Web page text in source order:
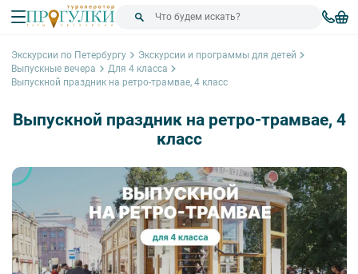
Экскурсии по Петербургу
Экскурсии и программы для детей
Выпускные вечера
Для 4 класса
Выпускной праздник на ретро-трамвае, 4 класс
Выпускной праздник на ретро-трамвае, 4
класс